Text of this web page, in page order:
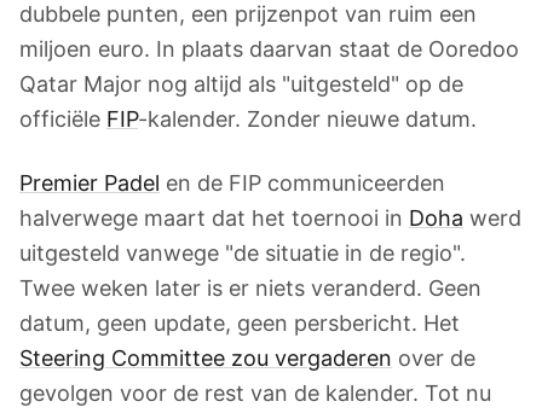
dubbele punten, een prijzenpot van ruim een
miljoen euro. In plaats daarvan staat de Ooredoo
Qatar Major nog altijd als "uitgesteld" op de
officiële FIP-kalender. Zonder nieuwe datum.
Premier Padel en de FIP communiceerden
halverwege maart dat het toernooi in Doha werd
uitgesteld vanwege "de situatie in de regio".
Twee weken later is er niets veranderd. Geen
datum, geen update, geen persbericht. Het
Steering Committee zou vergaderen over de
gevolgen voor de rest van de kalender. Tot nu